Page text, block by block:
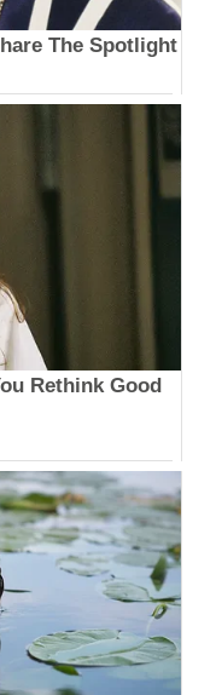
The Spotlight
Rethink Good